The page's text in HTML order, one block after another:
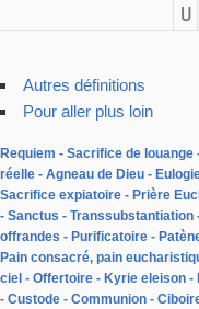
U
Autres définitions
Pour aller plus loin
Requiem Sacrifice de louange
réelle
Agneau de Dieu
Sacrifice expiatoire
Prière
Sanctus
Transsubstantiation
offrandes
Purificatoire
Pain consacré, pain
ciel
Offertoire Kyrie eleison
Custode
Communion